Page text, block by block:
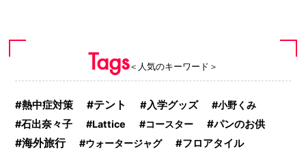
Tags＜人気のキーワード＞
熱中症対策 テント 入学グッズ 小野くみ
石出奈々子 Lattice コースター
パンのお供
海外旅行
ウォータージャグ フロアタイル